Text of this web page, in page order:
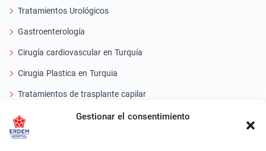
Gestionar el consentimiento
Tratamientos Urológicos
Gastroenterología
Cirugía cardiovascular en Turquía
Cirugia Plastica en Turquia
Tratamientos de trasplante capilar
Tratamientos Dentales Turquía
Láser Ocular